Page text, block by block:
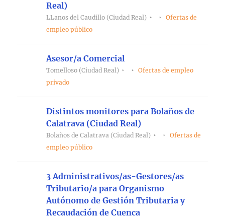
Real)
LLanos del Caudillo (Ciudad Real)
Ofertas de
empleo público
Asesor/a Comercial
Tomelloso (Ciudad Real)
Ofertas de empleo
privado
Distintos monitores para Bolaños de
Calatrava (Ciudad Real)
Bolaños de Calatrava (Ciudad Real)
Ofertas de
empleo público
3 Administrativos/as-Gestores/as
Tributario/a para Organismo
Autónomo de Gestión Tributaria y
Recaudación de Cuenca